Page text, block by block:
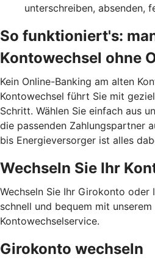
unterschreiben, absenden,
So funktioniert's:
Kontowechsel ohne
Kein Online-Banking am alten
Kontowechsel führt Sie mit
Schritt. Wählen Sie einfach aus
die passenden Zahlungspartner
bis Energieversorger ist alles
Wechseln Sie Ihr
Wechseln Sie Ihr Girokonto oder
schnell und bequem mit
Kontowechselservice.
Girokonto wechseln